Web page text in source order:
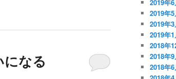
なる
2019年6
2019年5
2019年3
2019年1
2018年
2018年9
2018年6